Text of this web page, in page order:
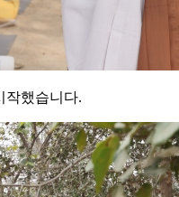
작했습니다.